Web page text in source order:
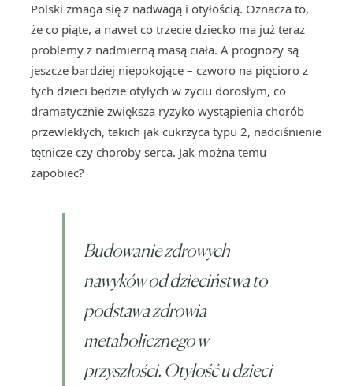
Polski zmaga się z nadwagą i otyłością. Oznacza to,
że co piąte, a nawet co trzecie dziecko ma już teraz
problemy z nadmierną masą ciała. A prognozy są
jeszcze bardziej niepokojące – czworo na pięcioro z
tych dzieci będzie otyłych w życiu dorosłym, co
dramatycznie zwiększa ryzyko wystąpienia chorób
przewlekłych, takich jak cukrzyca typu 2, nadciśnienie
tętnicze czy choroby serca. Jak można temu
zapobiec?
Budowanie zdrowych
nawyków od dzieciństwa to
podstawa zdrowia
metabolicznego w
przyszłości. Otyłość u dzieci